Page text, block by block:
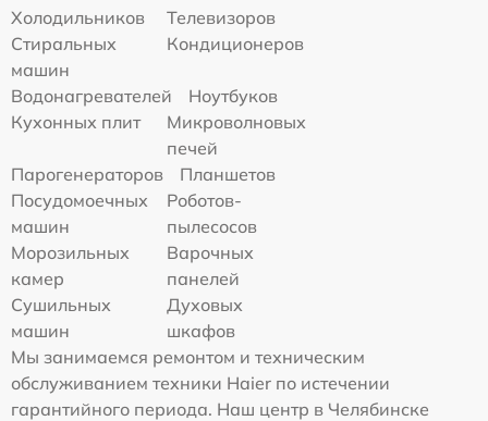
Холодильников
Телевизоров
Стиральных
машин
Кондиционеров
Водонагревателей
Ноутбуков
Кухонных плит
Микроволновых
печей
Парогенераторов
Планшетов
Посудомоечных
машин
Роботов-
пылесосов
Морозильных
камер
Варочных
панелей
Сушильных
машин
Духовых
шкафов
Мы занимаемся ремонтом и техническим
обслуживанием техники Haier по истечении
гарантийного периода. Наш центр в Челябинске